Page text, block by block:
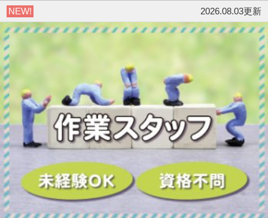
NEW! 2026.08.03更新